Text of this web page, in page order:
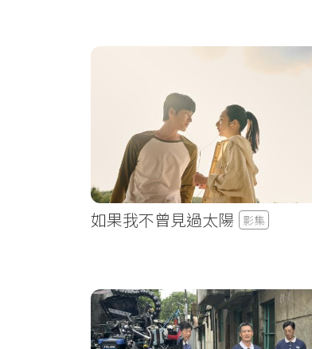
如果我不曾見過太陽 影集